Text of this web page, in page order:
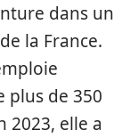
dans un
la France.
plus de 350
2023, elle a